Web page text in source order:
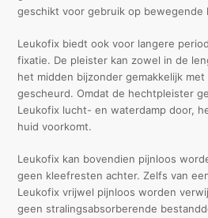
geschikt voor gebruik op bewegende
Leukofix biedt ook voor langere
fixatie. De pleister kan zowel in de
het midden bijzonder gemakkelijk
gescheurd. Omdat de hechtpleister
Leukofix lucht- en waterdamp door,
huid voorkomt.
Leukofix kan bovendien pijnloos
geen kleefresten achter. Zelfs van
Leukofix vrijwel pijnloos worden
geen stralingsabsorberende